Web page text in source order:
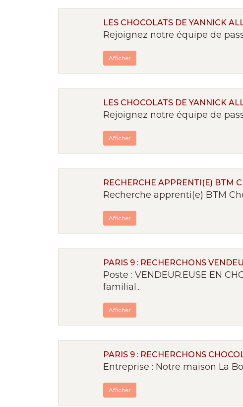
LES CHOCOLATS DE YANNICK
Rejoignez notre équipe de
Afficher
LES CHOCOLATS DE YANNICK
Rejoignez notre équipe de
Afficher
RECHERCHE APPRENTI(E) BTM
Recherche apprenti(e) BTM
Afficher
PARIS 9 : RECHERCHONS
Poste : VENDEUR.EUSE EN
familial...
Afficher
PARIS 9 : RECHERCHONS
Entreprise : Notre maison La
Afficher